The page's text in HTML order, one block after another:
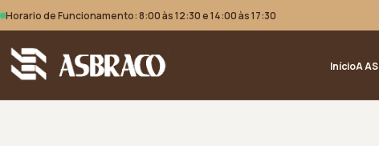
Horario de Funcionamento: 8:00 às 12:30 e 14:00 às 17:30
InícioA